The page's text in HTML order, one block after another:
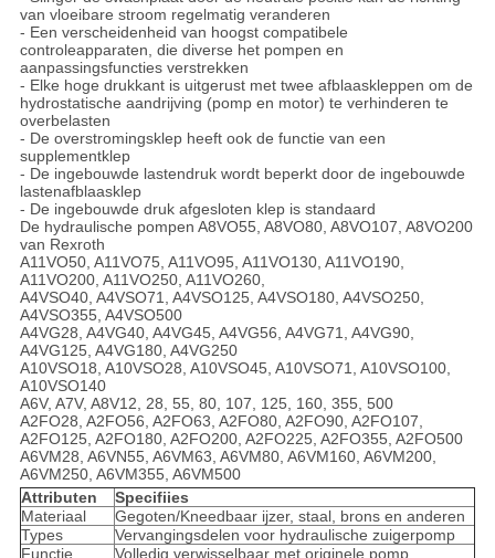
van vloeibare stroom regelmatig veranderen
- Een verscheidenheid van hoogst compatibele
controleapparaten, die diverse het pompen en
aanpassingsfuncties verstrekken
- Elke hoge drukkant is uitgerust met twee afblaaskleppen om de
hydrostatische aandrijving (pomp en motor) te verhinderen te
overbelasten
- De overstromingsklep heeft ook de functie van een
supplementklep
- De ingebouwde lastendruk wordt beperkt door de ingebouwde
lastenafblaasklep
- De ingebouwde druk afgesloten klep is standaard
De hydraulische pompen A8VO55, A8VO80, A8VO107, A8VO200
van Rexroth
A11VO50, A11VO75, A11VO95, A11VO130, A11VO190,
A11VO200, A11VO250, A11VO260,
A4VSO40, A4VSO71, A4VSO125, A4VSO180, A4VSO250,
A4VSO355, A4VSO500
A4VG28, A4VG40, A4VG45, A4VG56, A4VG71, A4VG90,
A4VG125, A4VG180, A4VG250
A10VSO18, A10VSO28, A10VSO45, A10VSO71, A10VSO100,
A10VSO140
A6V, A7V, A8V12, 28, 55, 80, 107, 125, 160, 355, 500
A2FO28, A2FO56, A2FO63, A2FO80, A2FO90, A2FO107,
A2FO125, A2FO180, A2FO200, A2FO225, A2FO355, A2FO500
A6VM28, A6VN55, A6VM63, A6VM80, A6VM160, A6VM200,
A6VM250, A6VM355, A6VM500
Attributen
Specifiies
Materiaal
Gegoten/Kneedbaar ijzer, staal, brons en anderen
Types
Vervangingsdelen voor hydraulische zuigerpomp
Functie
Volledig verwisselbaar met originele pomp